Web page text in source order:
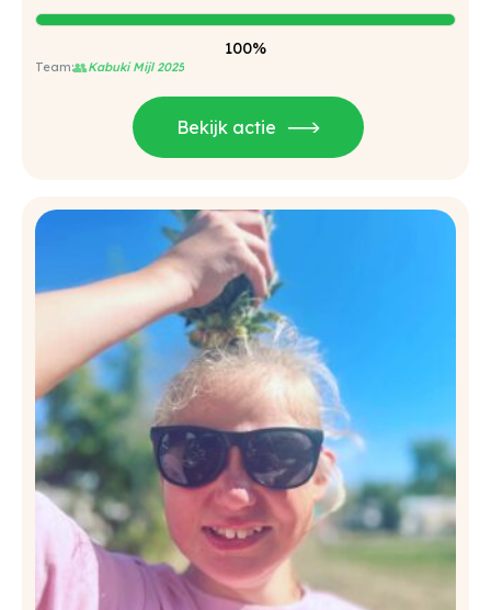
Bekijk actie
👥Kabuki Mijl 2025
100%